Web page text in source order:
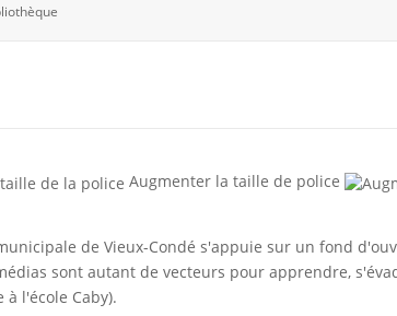
Augmenter la taille de police
de Vieux-Condé s'appuie sur un fond
sont autant de vecteurs pour apprendre,
l'école Caby).